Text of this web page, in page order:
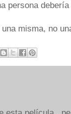
persona
misma, no